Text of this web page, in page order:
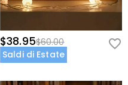
$38.95$60.00
Saldi di Estate